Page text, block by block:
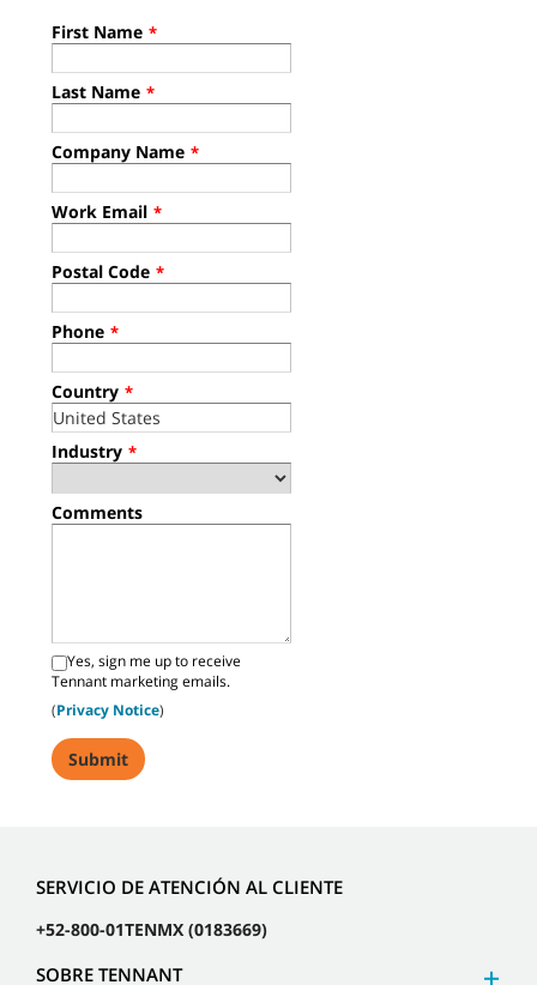
First Name *
Last Name *
Company Name *
Work Email *
Postal Code *
Phone *
Country *
Industry *
Comments
Yes, sign me up to receive
Tennant marketing emails.
(Privacy Notice)
SERVICIO DE ATENCIÓN AL CLIENTE
+52-800-01TENMX (0183669)
SOBRE TENNANT